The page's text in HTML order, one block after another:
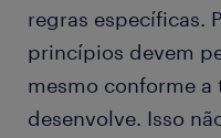
regras específicas.
princípios devem
mesmo conforme a
desenvolve. Isso